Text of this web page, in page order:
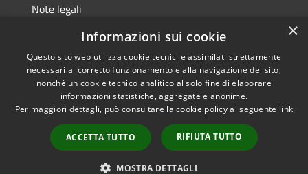
Note legali
Dichiarazione di accessibilità
Accessibilità
Copyright © 2026 • Comune di
Molinella • Powered by
Municipium•
Accesso
redazione
×
Informazioni sui cookie
Questo sito web utilizza cookie tecnici e assimilati strettamente
necessari al corretto funzionamento e alla navigazione del sito,
nonché un cookie tecnico analitico al solo fine di elaborare
informazioni statistiche, aggregate e anonime.
Per maggiori dettagli, può consultare la cookie policy al seguente link
ACCETTA TUTTO RIFIUTA TUTTO
MOSTRA DETTAGLI